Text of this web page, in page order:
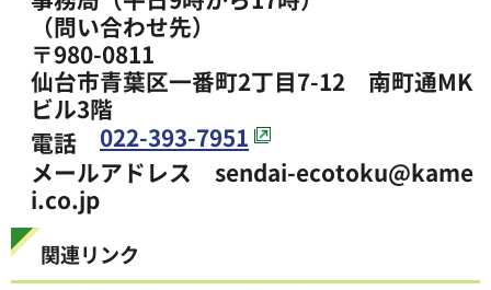
（問い合わせ先）
〒980-0811
仙台市青葉区一番町2丁目7-12 南町通MK
ビル3階
電話 022-393-7951
メールアドレス sendai-ecotoku@kame
i.co.jp
関連リンク